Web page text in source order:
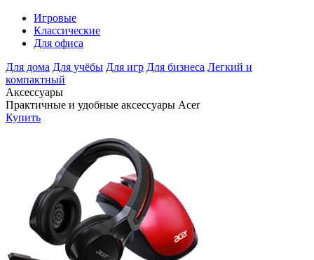
Игровые
Классические
Для офиса
Для дома Для учёбы Для игр Для бизнеса Легкий и
компактный
Аксессуары
Практичные и удобные аксессуары Acer
Купить